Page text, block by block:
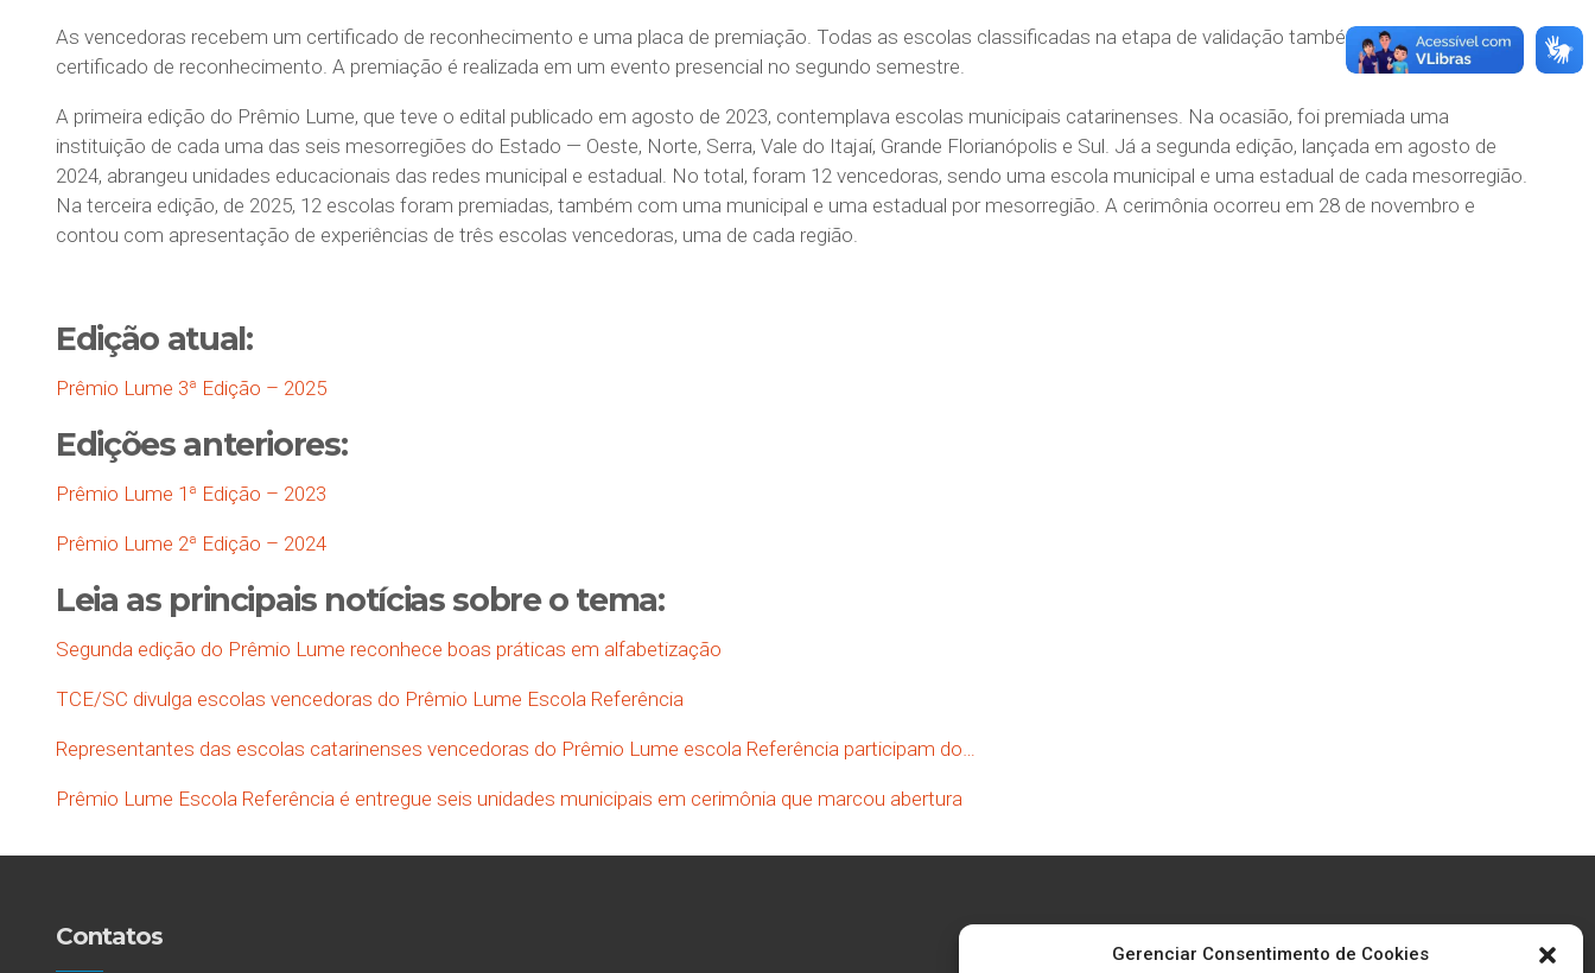
Gerenciar Consentimento de Cookies
As vencedoras recebem um certificado de reconhecimento e uma placa de premiação. Todas as escolas classificadas na etapa de validação também recebem um
certificado de reconhecimento. A premiação é realizada em um evento presencial no segundo semestre.
A primeira edição do Prêmio Lume, que teve o edital publicado em agosto de 2023, contemplava escolas municipais catarinenses. Na ocasião, foi premiada uma
instituição de cada uma das seis mesorregiões do Estado — Oeste, Norte, Serra, Vale do Itajaí, Grande Florianópolis e Sul. Já a segunda edição, lançada em agosto de
2024, abrangeu unidades educacionais das redes municipal e estadual. No total, foram 12 vencedoras, sendo uma escola municipal e uma estadual de cada mesorregião.
Na terceira edição, de 2025, 12 escolas foram premiadas, também com uma municipal e uma estadual por mesorregião. A cerimônia ocorreu em 28 de novembro e
contou com apresentação de experiências de três escolas vencedoras, uma de cada região.
Edição atual:
Prêmio Lume 3ª Edição – 2025
Edições anteriores:
Prêmio Lume 1ª Edição – 2023
Prêmio Lume 2ª Edição – 2024
Leia as principais notícias sobre o tema:
Segunda edição do Prêmio Lume reconhece boas práticas em alfabetização
TCE/SC divulga escolas vencedoras do Prêmio Lume Escola Referência
Representantes das escolas catarinenses vencedoras do Prêmio Lume escola Referência participam do…
Prêmio Lume Escola Referência é entregue seis unidades municipais em cerimônia que marcou abertura
Contatos